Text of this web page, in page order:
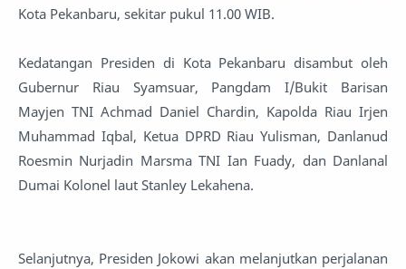
Kota Pekanbaru, sekitar pukul 11.00 WIB.
Kedatangan Presiden di Kota Pekanbaru disambut oleh
Gubernur Riau Syamsuar, Pangdam I/Bukit Barisan
Mayjen TNI Achmad Daniel Chardin, Kapolda Riau Irjen
Muhammad Iqbal, Ketua DPRD Riau Yulisman, Danlanud
Roesmin Nurjadin Marsma TNI Ian Fuady, dan Danlanal
Dumai Kolonel laut Stanley Lekahena.
Selanjutnya, Presiden Jokowi akan melanjutkan perjalanan